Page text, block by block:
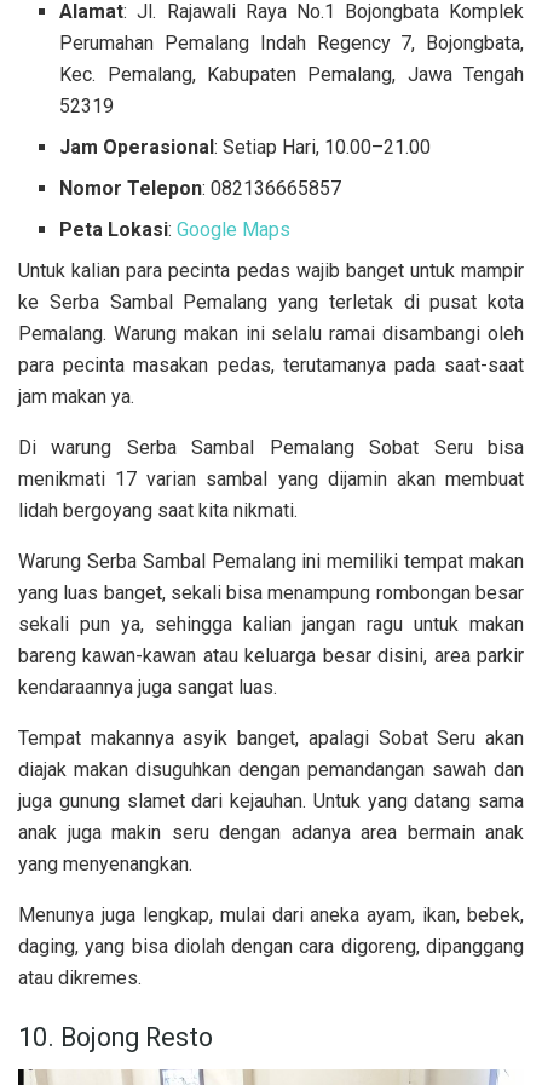
Alamat: Jl. Rajawali Raya No.1 Bojongbata Komplek
Perumahan Pemalang Indah Regency 7, Bojongbata,
Kec. Pemalang, Kabupaten Pemalang, Jawa Tengah
52319
Jam Operasional: Setiap Hari, 10.00–21.00
Nomor Telepon: 082136665857
Peta Lokasi:Google Maps
Untuk kalian para pecinta pedas wajib banget untuk mampir
ke Serba Sambal Pemalang yang terletak di pusat kota
Pemalang. Warung makan ini selalu ramai disambangi oleh
para pecinta masakan pedas, terutamanya pada saat-saat
jam makan ya.
Di warung Serba Sambal Pemalang Sobat Seru bisa
menikmati 17 varian sambal yang dijamin akan membuat
lidah bergoyang saat kita nikmati.
Warung Serba Sambal Pemalang ini memiliki tempat makan
yang luas banget, sekali bisa menampung rombongan besar
sekali pun ya, sehingga kalian jangan ragu untuk makan
bareng kawan-kawan atau keluarga besar disini, area parkir
kendaraannya juga sangat luas.
Tempat makannya asyik banget, apalagi Sobat Seru akan
diajak makan disuguhkan dengan pemandangan sawah dan
juga gunung slamet dari kejauhan. Untuk yang datang sama
anak juga makin seru dengan adanya area bermain anak
yang menyenangkan.
Menunya juga lengkap, mulai dari aneka ayam, ikan, bebek,
daging, yang bisa diolah dengan cara digoreng, dipanggang
atau dikremes.
10. Bojong Resto